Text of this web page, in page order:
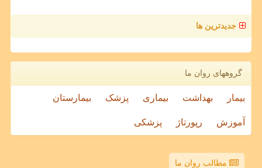
جدیدترین ها
گروههای روان ما
بیمار بهداشت بیماری پزشک بیمارستان
آموزش رپورتاژ پزشکی
مطالب روان ما